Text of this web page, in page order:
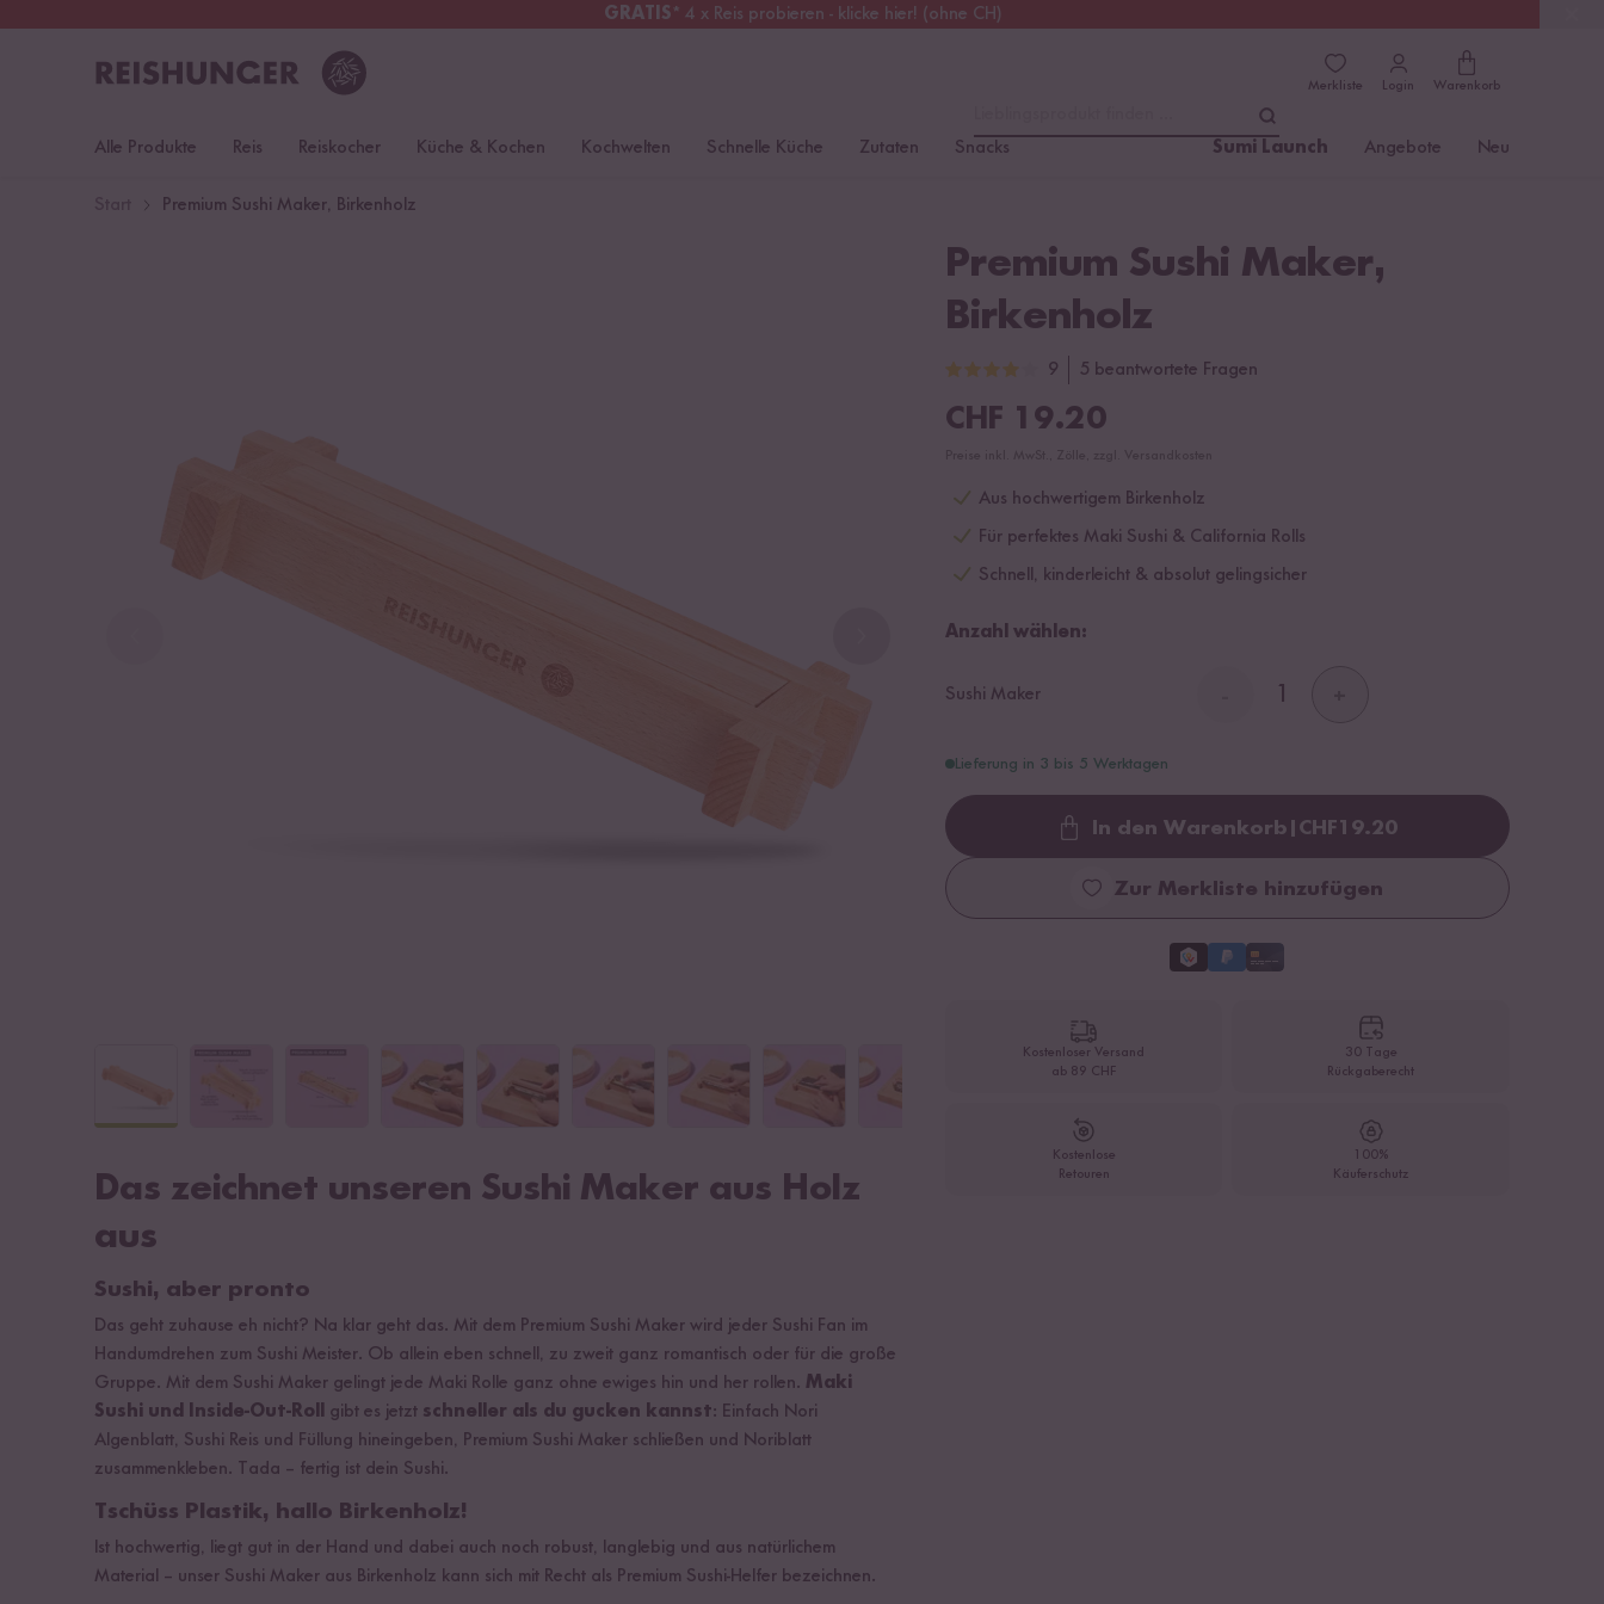
GRATIS* 4 x Reis probieren - klicke hier! (ohne CH)
Alle Zölle & Steuern inklusive
Merkliste Login Warenkorb
Alle Produkte Reis Reiskocher Küche & Kochen Kochwelten Schnelle Küche Zutaten Snacks Sumi Launch Angebote Neu
Premium Sushi Maker, Birkenholz
Premium Sushi Maker,
Birkenholz
9 5 beantwortete Fragen
CHF 19.20
Aus hochwertigem Birkenholz
Für perfektes Maki Sushi & California Rolls
Schnell, kinderleicht & absolut gelingsicher
Anzahl wählen:
Sushi Maker
Lieferung in 3 bis 5 Werktagen
Loading...
In den Warenkorb CHF19.20
Zur Merkliste hinzufügen
Kostenloser Versand
ab 89 CHF
30 Tage
Rückgaberecht
Kostenlose
Retouren
100%
Käuferschutz
Das zeichnet unseren Sushi Maker aus Holz
aus
Sushi, aber pronto
Das geht zuhause eh nicht? Na klar geht das. Mit dem Premium Sushi Maker wird jeder Sushi Fan im
Handumdrehen zum Sushi Meister. Ob allein eben schnell, zu zweit ganz romantisch oder für die große
Gruppe. Mit dem Sushi Maker gelingt jede Maki Rolle ganz ohne ewiges hin und her rollen. Maki
Sushi und Inside-Out-Roll
gibt es jetzt schneller als du gucken kannst: Einfach Nori
Algenblatt, Sushi Reis und Füllung hineingeben, Premium Sushi Maker schließen und Noriblatt
zusammenkleben. Tada – fertig ist dein Sushi.
Tschüss Plastik, hallo Birkenholz!
Ist hochwertig, liegt gut in der Hand und dabei auch noch robust, langlebig und aus natürlichem
Material – unser Sushi Maker aus Birkenholz kann sich mit Recht als Premium Sushi-Helfer bezeichnen.